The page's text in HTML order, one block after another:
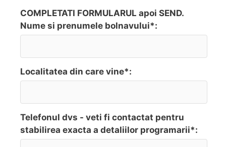
COMPLETATI FORMULARUL apoi SEND.
Nume si prenumele bolnavului*:
Localitatea din care vine*:
Telefonul dvs - veti fi contactat pentru
stabilirea exacta a detaliilor programarii*: